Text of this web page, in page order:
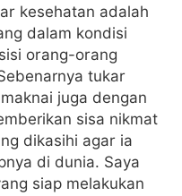
kesehatan adalah
dalam kondisi
orang-orang
tukar
juga dengan
sisa nikmat
dikasihi agar ia
di dunia. Saya
siap melakukan